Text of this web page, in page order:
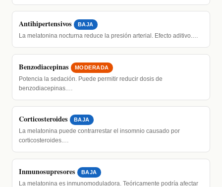
Antihipertensivos BAJA
La melatonina nocturna reduce la presión arterial. Efecto aditivo.…
Benzodiacepinas MODERADA
Potencia la sedación. Puede permitir reducir dosis de
benzodiacepinas.…
Corticosteroides BAJA
La melatonina puede contrarrestar el insomnio causado por
corticosteroides.…
Inmunosupresores BAJA
La melatonina es inmunomoduladora. Teóricamente podría afectar